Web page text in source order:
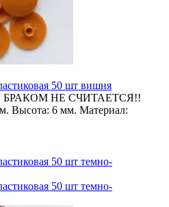
50 шт вишня
НЕ СЧИТАЕТСЯ!!
Высота: 6 мм. Материал:
50 шт темно-
50 шт темно-